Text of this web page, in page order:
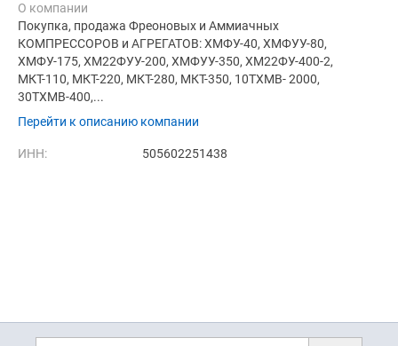
О компании
Покупка, продажа Фреоновых и Аммиачных
КОМПРЕССОРОВ и АГРЕГАТОВ: ХМФУ-40, ХМФУУ-80,
ХМФУ-175, ХМ22ФУУ-200, ХМФУУ-350, ХМ22ФУ-400-2,
МКТ-110, МКТ-220, МКТ-280, МКТ-350, 10ТХМВ- 2000,
30ТХМВ-400,...
Перейти к описанию компании
ИНН: 505602251438
Дополнительная информация